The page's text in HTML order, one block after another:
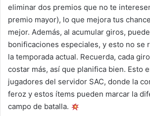
eliminar dos premios que no te
premio mayor), lo que mejora tus
mejor. Además, al acumular giros,
bonificaciones especiales, y esto no se
la temporada actual. Recuerda, cada
costar más, así que planifica bien. Esto
jugadores del servidor SAC, donde la
feroz y estos ítems pueden marcar la
campo de batalla.